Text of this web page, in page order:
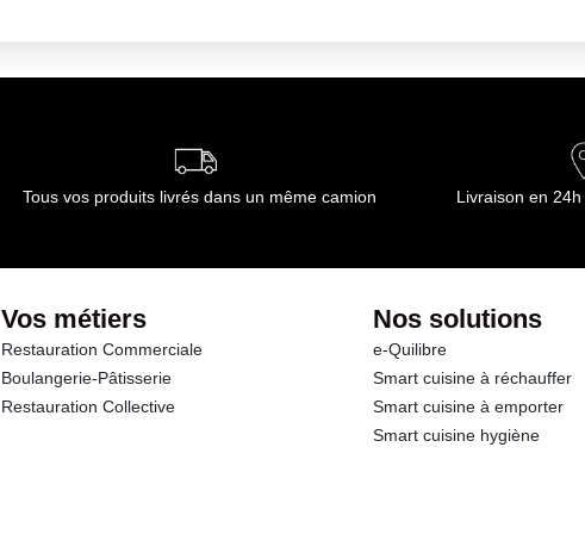
Tous vos produits livrés dans un même camion Livraison en
Vos métiers
Restauration Commerciale
Boulangerie-Pâtisserie
Restauration Collective
Nos solutions
e-Quilibre
Smart cuisine à réchauffer
Smart cuisine à emporter
Smart cuisine hygiène